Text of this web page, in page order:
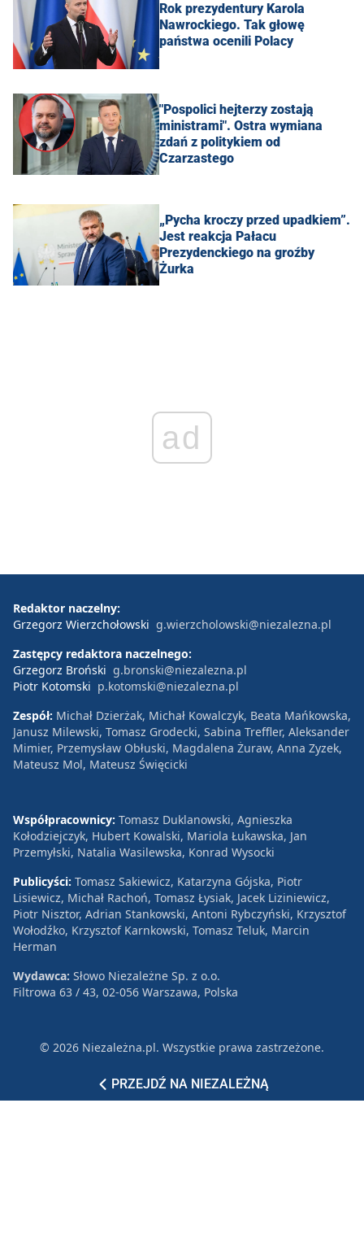
Rok prezydentury Karola
Nawrockiego. Tak głowę
państwa ocenili Polacy
"Pospolici hejterzy zostają
ministrami". Ostra wymiana
zdań z politykiem od
Czarzastego
„Pycha kroczy przed upadkiem”.
Jest reakcja Pałacu
Prezydenckiego na groźby
Żurka
ad
PRZEJDŹ NA NIEZALEŻNĄ
Redaktor naczelny:
Grzegorz Wierzchołowski g.wierzcholowski@niezalezna.pl
Zastępcy redaktora naczelnego:
Grzegorz Broński g.bronski@niezalezna.pl
Piotr Kotomski p.kotomski@niezalezna.pl
Zespół: Michał Dzierżak, Michał Kowalczyk, Beata Mańkowska,
Janusz Milewski, Tomasz Grodecki, Sabina Treffler, Aleksander
Mimier, Przemysław Obłuski, Magdalena Żuraw, Anna Zyzek,
Mateusz Mol, Mateusz Święcicki
Współpracownicy: Tomasz Duklanowski, Agnieszka
Kołodziejczyk, Hubert Kowalski, Mariola Łukawska, Jan
Przemyłski, Natalia Wasilewska, Konrad Wysocki
Publicyści: Tomasz Sakiewicz, Katarzyna Gójska, Piotr
Lisiewicz, Michał Rachoń, Tomasz Łysiak, Jacek Liziniewicz,
Piotr Nisztor, Adrian Stankowski, Antoni Rybczyński, Krzysztof
Wołodźko, Krzysztof Karnkowski, Tomasz Teluk, Marcin
Herman
Wydawca: Słowo Niezależne Sp. z o.o.
Filtrowa 63 / 43, 02-056 Warszawa, Polska
© 2026 Niezależna.pl. Wszystkie prawa zastrzeżone.
PatronatReklamaPolityka prywatności